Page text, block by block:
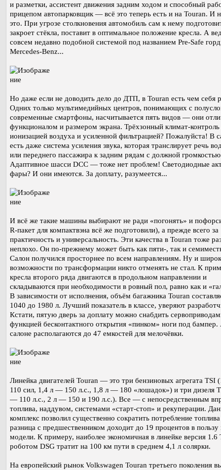
и разметки, ассистент движения задним ходом и способный
прицепом автопарковщик — всё это теперь есть и на Touran. И
это. При угрозе столкновения автомобиль сам к нему
закроет стёкла, поставит в оптимальное положение кресла. А
совсем недавно подобной системой под названием Pre-Safe
Mercedes-Benz...
Но даже если не доводить дело до ДТП, в Touran есть чем себя
Одних только мультимедийных центров, понимающих с
современные смартфоны, насчитывается пять видов — они
функционалом и размером экрана. Трёхзонный климат-контроль
ионизацией воздуха и усиленной фильтрацией? Пожалуйста! В
есть даже система усиления звука, которая транслирует речь
или переднего пассажира к задним рядам с должной
Адаптивное шасси DCC — тоже нет проблем! Светодиодные
фары? И они имеются. За доплату, разумеется...
И всё же такие машины выбирают не ради «погонять» и
R-пакет для компактвэна всё же подготовили), а прежде всего за
практичность и универсальность. Эти качества в Touran тоже
неплохо. Он по-прежнему может быть как пяти-, так и
Салон получился просторнее по всем направлениям. Ну и
возможности по трансформации никто отменять не стал. К
кресла второго ряда двигаются в продольном направлении и
складываются при необходимости в ровный пол, равно как и
В зависимости от исполнения, объём багажника Touran
1040 до 1980 л. Лучший показатель в классе, уверяют
Кстати, пятую дверь за доплату можно снабдить
функцией бесконтактного открытия «пинком» ноги под бампер.
салоне располагаются до 47 емкостей для мелочёвки.
Линейка двигателей Touran — это три бензиновых агрегата
110 сил, 1,4 л — 150 л.с., 1,8 л — 180 «лошадок») и три дизеля
— 110 л.с., 2 л — 150 и 190 л.с.). Все — с непосредственным
топлива, наддувом, системами «старт-стоп» и рекуперации.
комплекс позволил существенно сократить потребление
разница с предшественником доходит до 19 процентов в пользу
модели. К примеру, наиболее экономичная в линейке версия 1.6
роботом DSG тратит на 100 км пути в среднем 4,1 л солярки.
На европейский рынок Volkswagen Touran третьего поколения